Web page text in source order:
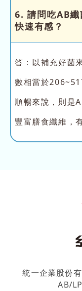
6. 請問吃AB
快速有感？
答：以補充好菌
數相當於
順暢來說，則是
豐富膳食纖維，
統一企業股份
AB/